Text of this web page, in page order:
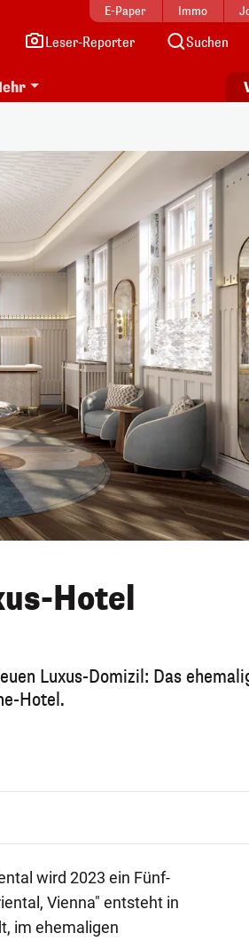
E-Paper Immo
Leser-Reporter Suchen
Hotel
Luxus-Domizil: Das
Hotel.
wird 2023 ein Fünf-
Vienna" entsteht in
im ehemaligen